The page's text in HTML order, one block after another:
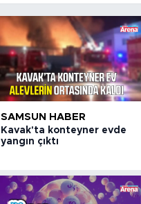
SAMSUN HABER
Kavak'ta konteyner evde
yangın çıktı